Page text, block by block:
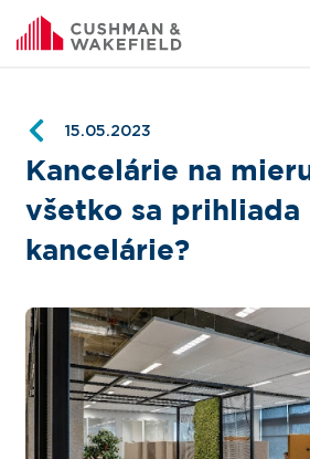
15.05.2023
Kancelárie na
všetko sa
kancelárie?